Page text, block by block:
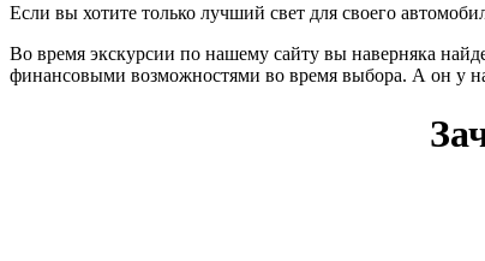
Если вы хотите только лучший свет для своего
Во время экскурсии по нашему сайту вы наверняка
финансовыми возможностями во время выбора. А он у